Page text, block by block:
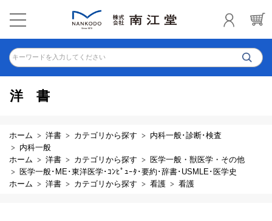
キーワードを入力してください
洋書
ホーム 洋書 カテゴリから探す
内科一般･診断･検査
内科一般
ホーム
洋書 カテゴリから探す
医学一般・獣医学・その他
医学一般･ME･東洋医学･ｺﾝﾋﾟｭｰﾀ･要約･辞書･USMLE･医学史
ホーム
洋書 カテゴリから探す 看護 看護